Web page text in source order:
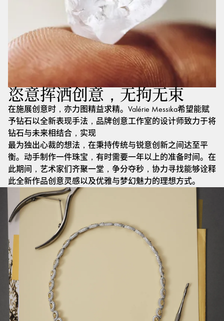
恣意挥洒创意，无拘无束
在施展创意时，亦力图精益求精。Valérie Messika希望能赋
予钻石以全新表现手法，品牌创意工作室的设计师致力于将
钻石与未来相结合，实现
最为独出心裁的想法，在秉持传统与锐意创新之间达至平
衡。动手制作一件珠宝，有时需要一年以上的准备时间。在
此期间，艺术家们齐聚一堂，争分夺秒，协力寻找能够诠释
此全新作品创意灵感以及优雅与梦幻魅力的理想方式。